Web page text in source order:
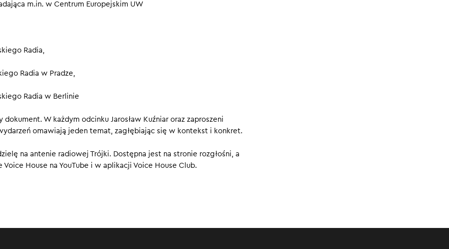
m.in. w Centrum Europejskim UW
Radia,
Radia w Pradze,
Radia w Berlinie
W każdym odcinku Jarosław Kuźniar oraz zaproszeni
omawiają jeden temat, zagłębiając się w kontekst i konkret.
na antenie radiowej Trójki. Dostępna jest na stronie rozgłośni, a
House na YouTube i w aplikacji Voice House Club.